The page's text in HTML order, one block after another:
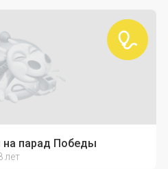
на парад Победы
лет